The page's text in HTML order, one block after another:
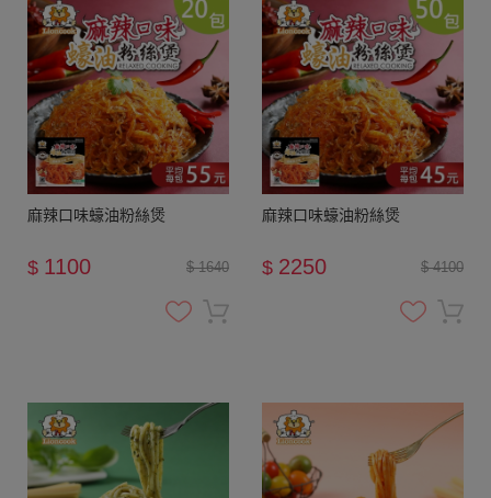
麻辣口味蠔油粉絲煲
$ 1640
$ 1100
麻辣口味蠔油粉絲煲
$ 4100
$ 2250